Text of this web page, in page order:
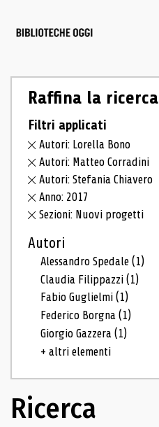
Raffina la ricerca
Filtri applicati
Autori: Lorella Bono
Autori: Matteo Corradini
Autori: Stefania Chiavero
Anno: 2017
Sezioni: Nuovi progetti
Autori
Alessandro Spedale(1)
Claudia Filippazzi(1)
Fabio Guglielmi(1)
Federico Borgna(1)
Giorgio Gazzera(1)
+ altri elementi
Ricerca